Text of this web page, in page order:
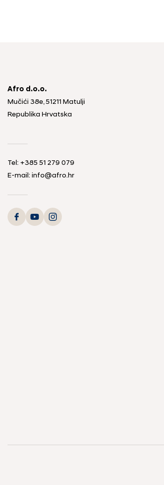
Afro d.o.o.
Mučići 38e, 51211 Matulji
Republika Hrvatska
Tel: +385 51 279 079
E-mail: info@afro.hr